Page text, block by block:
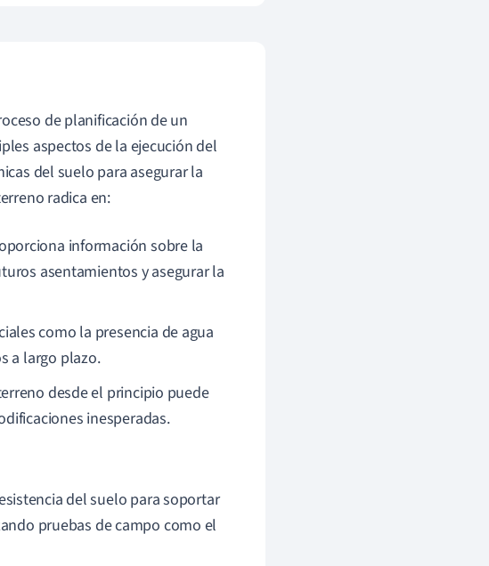
de planificación de un
aspectos de la ejecución del
del suelo para asegurar la
radica en:
información sobre la
asentamientos y asegurar la
como la presencia de agua
a largo plazo.
desde el principio puede
inesperadas.
del suelo para soportar
pruebas de campo como el